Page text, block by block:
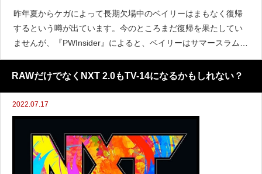
昨年夏からケガによって長期欠場中のベイリーはまもなく復帰
するという噂が出ています。今のところまだ復帰を果たしてい
ませんが、『PWInsider』によると、ベイリーはサマースラムの
週末に開催地であるテネシー州ナッシュビルにいる予定である
と伝えています。今年のサマースラムは7月30日にニ
RAWだけでなくNXT 2.0もTV-14になるかもしれない？
2022.07.17